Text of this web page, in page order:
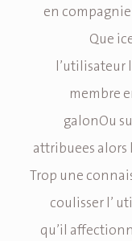
en
Que
l’utilisateur
membre
galonOu
attribuees
Trop une
coulisser l’
qu’il